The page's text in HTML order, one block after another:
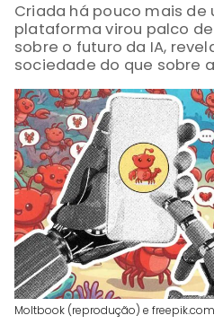
Criada há pouco mais de
plataforma virou palco
sobre o futuro da IA,
sociedade do que sobre
Moltbook (reprodução) e freepik.com